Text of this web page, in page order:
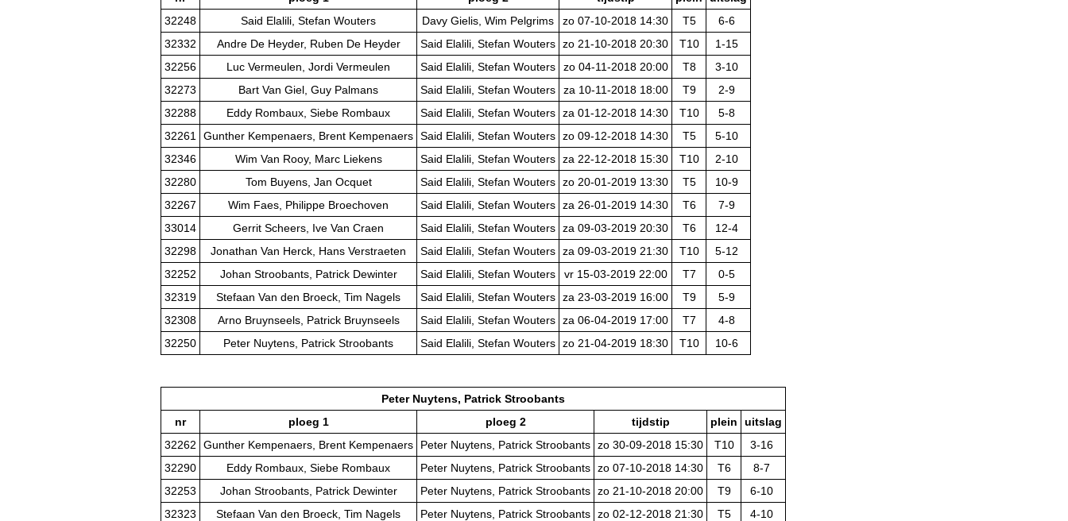
32248
Said Elalili, Stefan Wouters Davy Gielis, Wim Pelgrims zo 07-10-2018 14:30 T5
6-6
32332
Andre De Heyder, Ruben De Heyder Said Elalili, Stefan Wouters zo 21-10-2018 20:30 T10
1-15
32256
Luc Vermeulen, Jordi Vermeulen Said Elalili, Stefan Wouters zo 04-11-2018 20:00 T8
3-10
32273
Bart Van Giel, Guy Palmans Said Elalili, Stefan Wouters za 10-11-2018 18:00 T9
2-9
32288
Eddy Rombaux, Siebe Rombaux Said Elalili, Stefan Wouters za 01-12-2018 14:30 T10
5-8
32261 Gunther Kempenaers, Brent Kempenaers Said Elalili, Stefan Wouters zo 09-12-2018 14:30 T5
5-10
32346
Wim Van Rooy, Marc Liekens Said Elalili, Stefan Wouters za 22-12-2018 15:30 T10
2-10
32280
Tom Buyens, Jan Ocquet Said Elalili, Stefan Wouters zo 20-01-2019 13:30 T5
10-9
32267
Wim Faes, Philippe Broechoven Said Elalili, Stefan Wouters za 26-01-2019 14:30 T6
7-9
33014
Gerrit Scheers, Ive Van Craen Said Elalili, Stefan Wouters za 09-03-2019 20:30 T6
12-4
32298
Jonathan Van Herck, Hans Verstraeten Said Elalili, Stefan Wouters za 09-03-2019 21:30 T10
5-12
32252
Johan Stroobants, Patrick Dewinter Said Elalili, Stefan Wouters vr 15-03-2019 22:00 T7
0-5
32319
Stefaan Van den Broeck, Tim Nagels Said Elalili, Stefan Wouters za 23-03-2019 16:00 T9
5-9
32308
Arno Bruynseels, Patrick Bruynseels Said Elalili, Stefan Wouters za 06-04-2019 17:00 T7
4-8
32250
Peter Nuytens, Patrick Stroobants Said Elalili, Stefan Wouters zo 21-04-2019 18:30 T10 10-6
Peter Nuytens, Patrick Stroobants
nr
ploeg 1 ploeg 2 tijdstip plein
uitslag
32262
Gunther Kempenaers, Brent Kempenaers Peter Nuytens, Patrick Stroobants zo 30-09-2018 15:30 T10
3-16
32290
Eddy Rombaux, Siebe Rombaux Peter Nuytens, Patrick Stroobants zo 07-10-2018 14:30 T6
8-7
32253
Johan Stroobants, Patrick Dewinter Peter Nuytens, Patrick Stroobants zo 21-10-2018 20:00 T9
6-10
32323
Stefaan Van den Broeck, Tim Nagels Peter Nuytens, Patrick Stroobants zo 02-12-2018 21:30 T5
4-10